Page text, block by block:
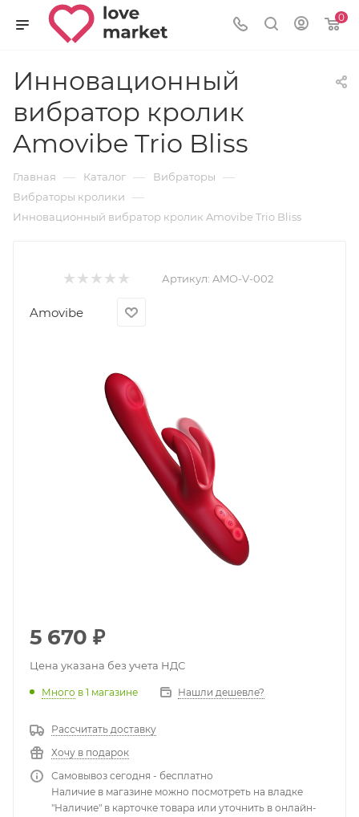
0
Инновационный
вибратор кролик
Amovibe Trio Bliss
Главная — Каталог — Вибраторы —
Вибраторы кролики —
Инновационный вибратор кролик Amovibe Trio Bliss
Артикул: AMO-V-002
Amovibe
5 670 ₽
Цена указана без учета НДС
Много в 1 магазине Нашли дешевле?
Рассчитать доставку
Хочу в подарок
Самовывоз сегодня - бесплатно
Наличие в магазине можно посмотреть на владке
"Наличие" в карточке товара или уточнить в онлайн-